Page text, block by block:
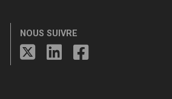
NOUS SUIVRE